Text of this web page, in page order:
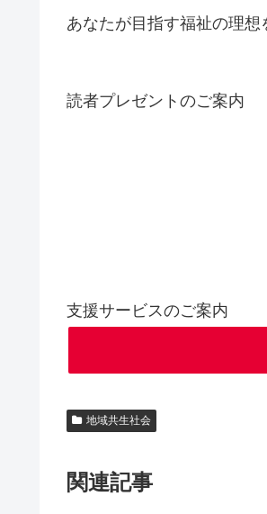
あなたが目指す福祉の理想
読者プレゼントのご案内
支援サービスのご案内
地域共生社会
関連記事